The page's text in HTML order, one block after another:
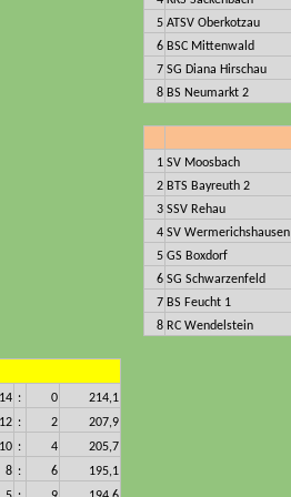
5 ATSV Oberkotzau
6 BSC Mittenwald
7 SG Diana Hirschau
8 BS Neumarkt 2
1 SV Moosbach
2 BTS Bayreuth 2
3 SSV Rehau
4 SV Wermerichshausen
5 GS Boxdorf
6 SG Schwarzenfeld
7 BS Feucht 1
8 RC Wendelstein
: 0
214,1
: 2
207,9
: 4
205,7
8 : 6
195,1